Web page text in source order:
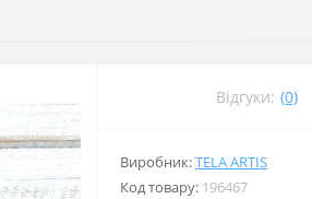
Відгуки: (0)
Виробник:TELA ARTIS
Код товару: 196467